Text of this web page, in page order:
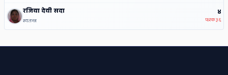
रजिया देवी सदा
स्वतन्त्र
४
फरक३६